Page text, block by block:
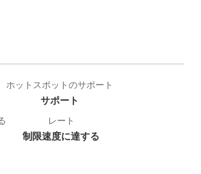
ホットスポットのサポート
サポート
レート
制限速度に達する